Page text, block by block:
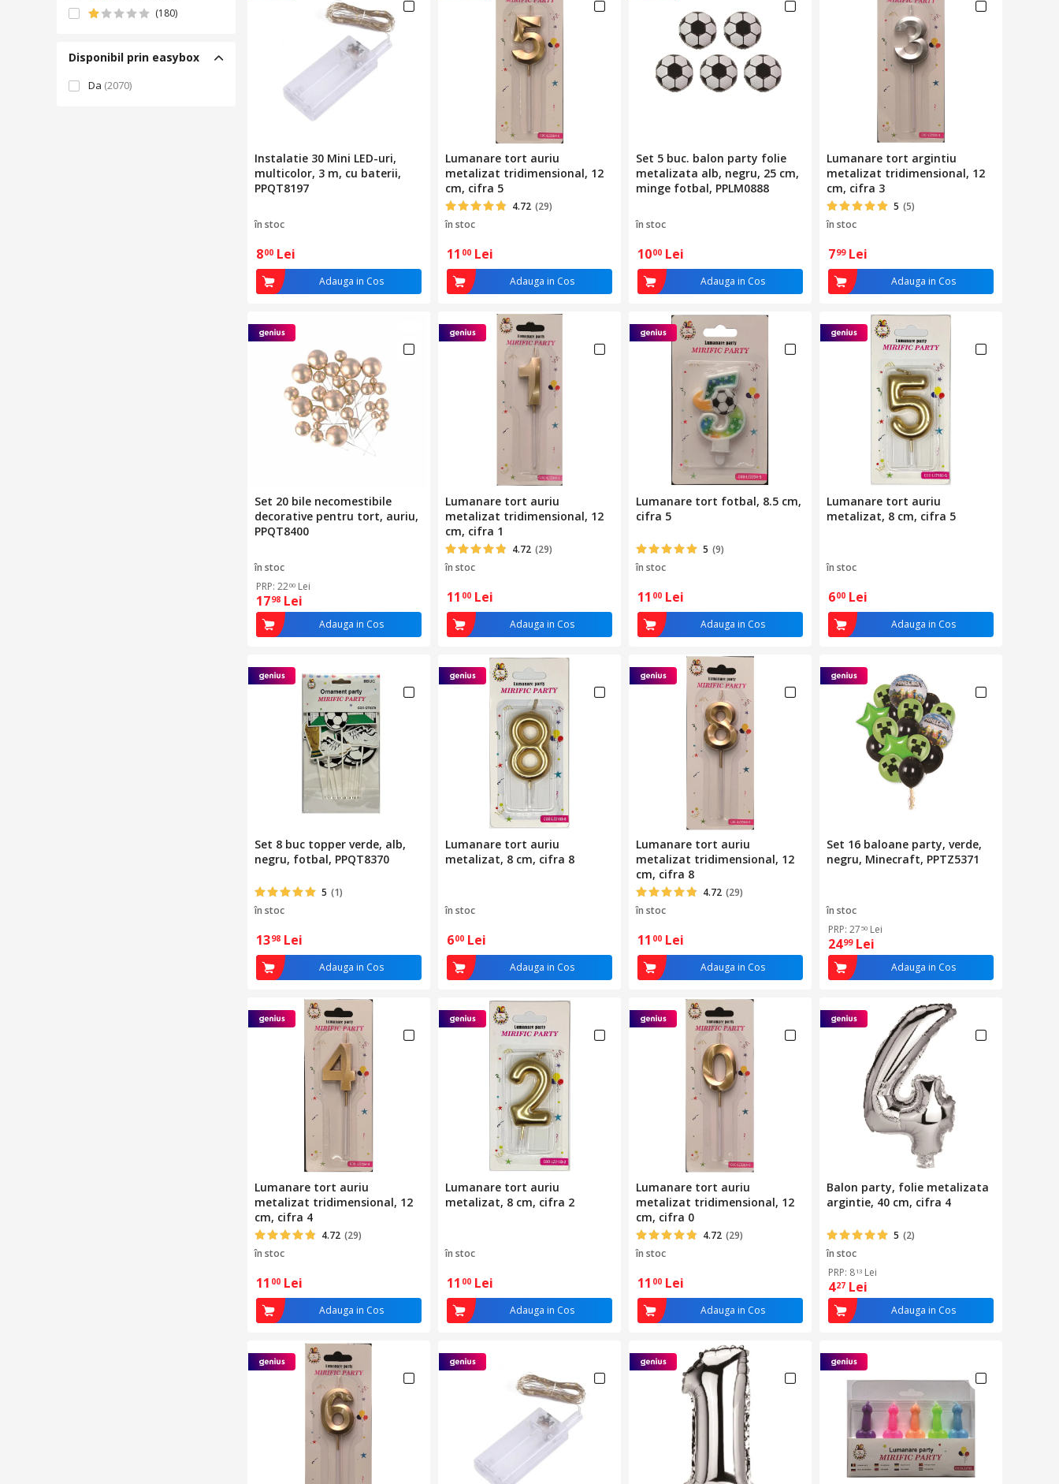
(180)
Disponibil prin easybox
Da (2070)
Instalatie 30 Mini LED-uri,
multicolor, 3 m, cu baterii,
PPQT8197
în stoc
800 Lei
Adauga in Cos
Lumanare tort auriu
metalizat tridimensional, 12
cm, cifra 5
4.72 (29)
în stoc
11 00 Lei
Adauga in Cos
Set 5 buc. balon party folie
metalizata alb, negru, 25 cm,
minge fotbal, PPLM0888
în stoc
1000 Lei
Adauga in Cos
Lumanare tort argintiu
metalizat tridimensional, 12
cm, cifra 3
5 (5)
în stoc
799 Lei
Adauga in Cos
Set 20 bile necomestibile
decorative pentru tort, auriu,
PPQT8400
în stoc
PRP: 2200 Lei
1798 Lei
Adauga in Cos
Lumanare tort auriu
metalizat tridimensional, 12
cm, cifra 1
4.72 (29)
în stoc
11 00 Lei
Adauga in Cos
Lumanare tort fotbal, 8.5 cm,
cifra 5
5 (9)
în stoc
11 00 Lei
Adauga in Cos
Lumanare tort auriu
metalizat, 8 cm, cifra 5
în stoc
600 Lei
Adauga in Cos
Set 8 buc topper verde, alb,
negru, fotbal, PPQT8370
5 (1)
în stoc
1398 Lei
Adauga in Cos
Lumanare tort auriu
metalizat, 8 cm, cifra 8
în stoc
600 Lei
Adauga in Cos
Lumanare tort auriu
metalizat tridimensional, 12
cm, cifra 8
4.72 (29)
în stoc
11 00 Lei
Adauga in Cos
Set 16 baloane party, verde,
negru, Minecraft, PPTZ5371
în stoc
PRP: 27 50 Lei
2499 Lei
Adauga in Cos
Lumanare tort auriu
metalizat tridimensional, 12
cm, cifra 4
4.72 (29)
în stoc
11 00 Lei
Adauga in Cos
Lumanare tort auriu
metalizat, 8 cm, cifra 2
în stoc
11 00 Lei
Adauga in Cos
Lumanare tort auriu
metalizat tridimensional, 12
cm, cifra 0
4.72 (29)
în stoc
11 00 Lei
Adauga in Cos
Balon party, folie metalizata
argintie, 40 cm, cifra 4
5 (2)
în stoc
PRP: 8 13 Lei
427 Lei
Adauga in Cos